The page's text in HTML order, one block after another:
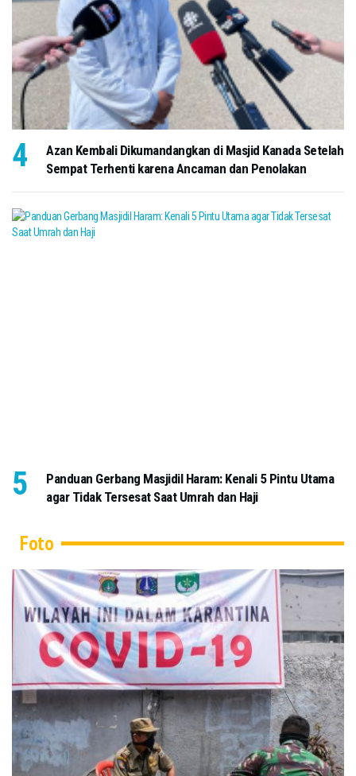
Azan Kembali Dikumandangkan di Masjid Kanada Setelah
Sempat Terhenti karena Ancaman dan Penolakan
Panduan Gerbang Masjidil Haram: Kenali 5 Pintu Utama
agar Tidak Tersesat Saat Umrah dan Haji
Foto